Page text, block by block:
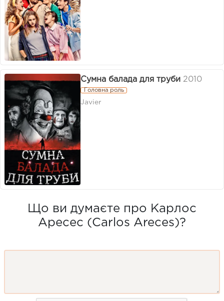
Сумна балада для труби 2010
Головна роль
Javier
Що ви думаєте про Карлос
Аресес (Carlos Areces)?